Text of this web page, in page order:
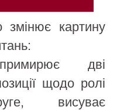
змінює картину
дві
щодо ролі
висуває